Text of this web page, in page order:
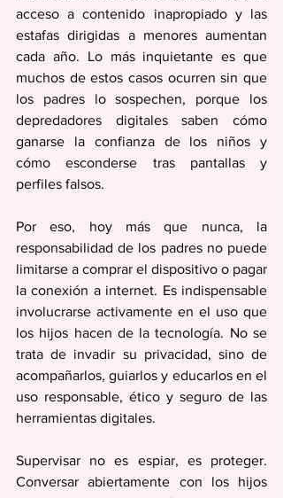
acceso a contenido inapropiado y las
estafas dirigidas a menores aumentan
cada año. Lo más inquietante es que
muchos de estos casos ocurren sin que
los padres lo sospechen, porque los
depredadores digitales saben cómo
ganarse la confianza de los niños y
cómo esconderse tras pantallas y
perfiles falsos.
Por eso, hoy más que nunca, la
responsabilidad de los padres no puede
limitarse a comprar el dispositivo o pagar
la conexión a internet. Es indispensable
involucrarse activamente en el uso que
los hijos hacen de la tecnología. No se
trata de invadir su privacidad, sino de
acompañarlos, guiarlos y educarlos en el
uso responsable, ético y seguro de las
herramientas digitales.
Supervisar no es espiar, es proteger.
Conversar abiertamente con los hijos